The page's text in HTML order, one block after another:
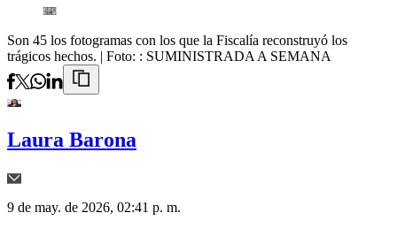
Son 45 los fotogramas con los que la Fiscalía reconstruyó los
trágicos hechos. | Foto: : SUMINISTRADA A SEMANA
Laura Barona
9 de may. de 2026, 02:41 p. m.